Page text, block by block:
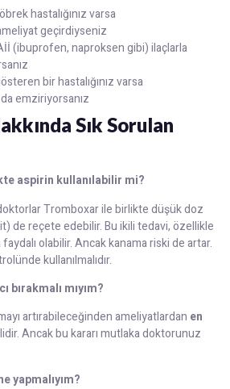
hastalığınız varsa
geçirdiyseniz
(ibuprofen, naproksen gibi) ilaçlarla
bir hastalığınız varsa
emziriyorsanız
Sık Sorulan
aspirin kullanılabilir mi?
Tromboxar ile birlikte düşük doz
de reçete edebilir. Bu ikili tedavi, özellikle
olabilir. Ancak kanama riski de artar.
kullanılmalıdır.
bırakmalı mıyım?
artırabileceğinden ameliyatlardan en
Ancak bu kararı mutlaka doktorunuz
yapmalıyım?